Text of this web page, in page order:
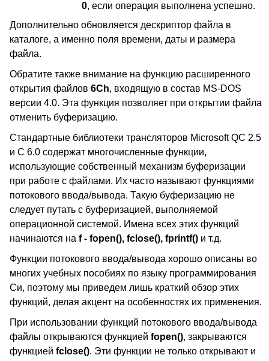
0, если операция выполнена успешно.
Дополнительно обновляется дескриптор файла в
каталоге, а именно поля времени, даты и размера
файла.
Обратите также внимание на функцию расширенного
открытия файлов 6Ch, входящую в состав MS-DOS
версии 4.0. Эта функция позволяет при открытии файла
отменить буферизацию.
Стандартные библиотеки трансляторов Microsoft QC 2.5
и C 6.0 содержат многочисленные функции,
использующие собственный механизм буферизации
при работе с файлами. Их часто называют функциями
потокового ввода/вывода. Такую буферизацию не
следует путать с буферизацией, выполняемой
операционной системой. Имена всех этих функций
начинаются на f - fopen(), fclose(), fprintf() и т.д.
Функции потокового ввода/вывода хорошо описаны во
многих учебных пособиях по языку программирования
Си, поэтому мы приведем лишь краткий обзор этих
функций, делая акцент на особенностях их применения.
При использовании функций потокового ввода/вывода
файлы открываются функцией fopen(), закрываются
функцией fclose(). Эти функции не только открывают и